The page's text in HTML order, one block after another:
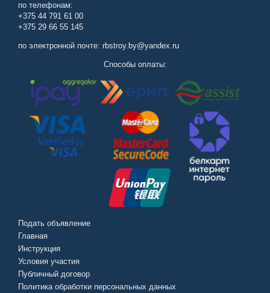
по телефонам:
+375 44 791 61 00
+375 29 66 55 145
по электронной почте: rbstroy.by@yandex.ru
Способы оплаты:
Подать объявление
Главная
Инструкция
Условия участия
Публичный договор
Политика обработки персональных данных